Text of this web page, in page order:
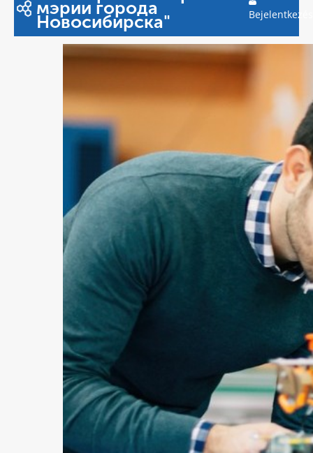
мэрии города
Новосибирска" Bejelentkezés